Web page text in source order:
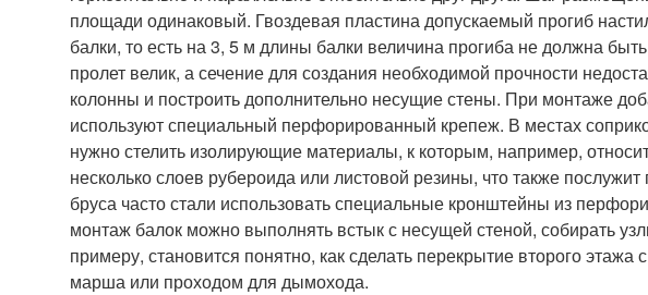
площади одинаковый. Гвоздевая пластина допускаемый прогиб
балки, то есть на 3, 5 м длины балки величина прогиба не должна
пролет велик, а сечение для создания необходимой прочности
колонны и построить дополнительно несущие стены. При монтаже
используют специальный перфорированный крепеж. В местах
нужно стелить изолирующие материалы, к которым, например,
несколько слоев рубероида или листовой резины, что также
бруса часто стали использовать специальные кронштейны из
монтаж балок можно выполнять встык с несущей стеной, собирать
примеру, становится понятно, как сделать перекрытие второго
марша или проходом для дымохода.